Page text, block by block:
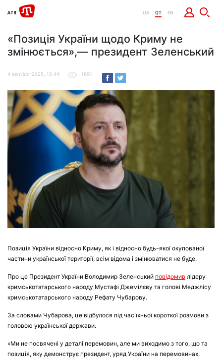
UA QT EN
«Позиція України щодо Криму не
змінюється»,— президент Зеленський
4 sentâbr 2025, 15:44 1691
Позиція України відносно Криму, як і відносно будь-якої окупованої
частини української території, всім відома і змінюватися не буде.
Про це Президент України Володимир Зеленський повідомив лідеру
кримськотатарського народу Мустафі Джемілєву та голові Меджлісу
кримськотатарського народу Рефату Чубарову.
За словами Чубарова, це відбулося під час їхньої короткої розмови з
головою української держави.
«Ми не посвячені у деталі перемовин, але ми виходимо з того, що та
позиція, яку демонструє президент, уряд України на перемовинах,